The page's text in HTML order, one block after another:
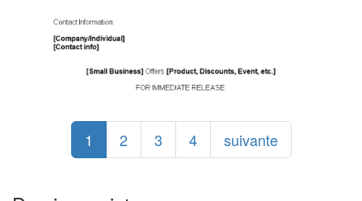
1 2 3 4 suivante